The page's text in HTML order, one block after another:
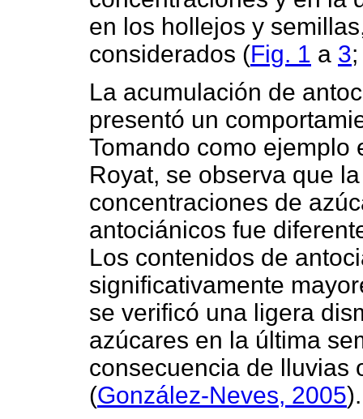
en los hollejos y
considerados (Fig. 1 a 3
La acumulación de
presentó un
Tomando como ejemplo
Royat, se observa que
concentraciones de
antociánicos fue
Los contenidos de
significativamente
se verificó una ligera
azúcares en la última
consecuencia de lluvias
(González-Neves, 2005).